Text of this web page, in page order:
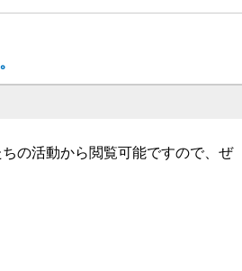
の活動から閲覧可能ですので、ぜ